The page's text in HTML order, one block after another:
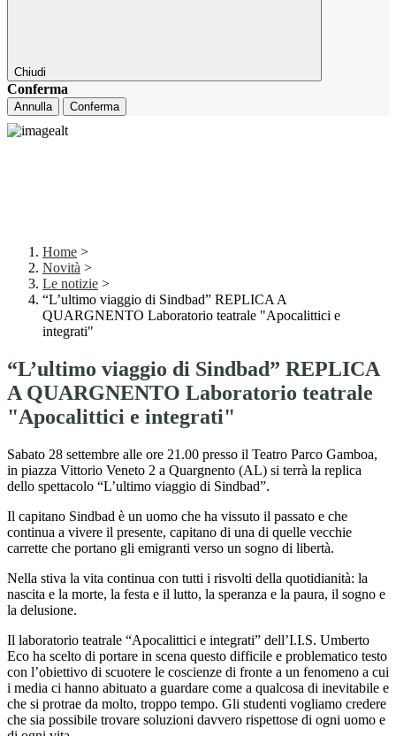
Chiudi
Conferma
Annulla Conferma
Home >
Novità >
Le notizie >
“L’ultimo viaggio di Sindbad” REPLICA A
QUARGNENTO Laboratorio teatrale "Apocalittici e
integrati"
“L’ultimo viaggio di Sindbad” REPLICA
A QUARGNENTO Laboratorio teatrale
"Apocalittici e integrati"
Sabato 28 settembre alle ore 21.00 presso il Teatro Parco Gamboa,
in piazza Vittorio Veneto 2 a Quargnento (AL) si terrà la replica
dello spettacolo “L’ultimo viaggio di Sindbad”.
Il capitano Sindbad è un uomo che ha vissuto il passato e che
continua a vivere il presente, capitano di una di quelle vecchie
carrette che portano gli emigranti verso un sogno di libertà.
Nella stiva la vita continua con tutti i risvolti della quotidianità: la
nascita e la morte, la festa e il lutto, la speranza e la paura, il sogno e
la delusione.
Il laboratorio teatrale “Apocalittici e integrati” dell’I.I.S. Umberto
Eco ha scelto di portare in scena questo difficile e problematico testo
con l’obiettivo di scuotere le coscienze di fronte a un fenomeno a cui
i media ci hanno abituato a guardare come a qualcosa di inevitabile e
che si protrae da molto, troppo tempo. Gli studenti vogliamo credere
che sia possibile trovare soluzioni davvero rispettose di ogni uomo e